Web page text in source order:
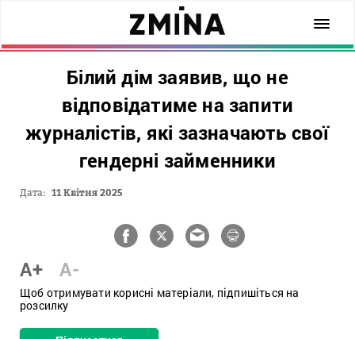
Білий дім заявив, що не
відповідатиме на запити
журналістів, які зазначають свої
гендерні займенники
Дата: 11 Квітня 2025
A+ A-
Щоб отримувати корисні матеріали, підпишіться на
розсилку